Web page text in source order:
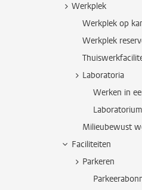
Werkplek
Werkplek op
Werkplek
Laboratoria
Werken in
Milieubewust
Faciliteiten
Parkeren